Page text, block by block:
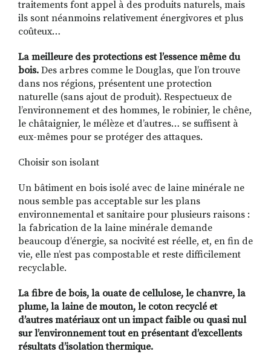
traitements font appel à des produits naturels, mais
ils sont néanmoins relativement énergivores et plus
coûteux…
La meilleure des protections est l’essence même du
bois. Des arbres comme le Douglas, que l’on trouve
dans nos régions, présentent une protection
naturelle (sans ajout de produit). Respectueux de
l’environnement et des hommes, le robinier, le chêne,
le châtaignier, le mélèze et d’autres… se suffisent à
eux-mêmes pour se protéger des attaques.
Choisir son isolant
Un bâtiment en bois isolé avec de laine minérale ne
nous semble pas acceptable sur les plans
environnemental et sanitaire pour plusieurs raisons :
la fabrication de la laine minérale demande
beaucoup d’énergie, sa nocivité est réelle, et, en fin de
vie, elle n’est pas compostable et reste difficilement
recyclable.
La fibre de bois, la ouate de cellulose, le chanvre, la
plume, la laine de mouton, le coton recyclé et
d’autres matériaux ont un impact faible ou quasi nul
sur l’environnement tout en présentant d’excellents
résultats d’isolation thermique.